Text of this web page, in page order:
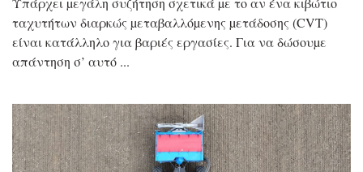
ταχυτήτων διαρκώς µεταβαλλόµενης µετάδοσης (CVT)
είναι κατάλληλο για βαριές εργασίες. Για να δώσουµε
απάντηση σ’ αυτό